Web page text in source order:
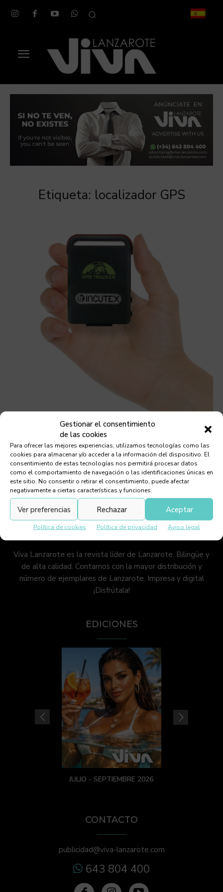
Gestionar el consentimiento
de las cookies
Para ofrecer las mejores experiencias, utilizamos tecnologías como las
cookies para almacenar y/o acceder a la información del dispositivo. El
consentimiento de estas tecnologías nos permitirá procesar datos
como el comportamiento de navegación o las identificaciones únicas en
este sitio. No consentir o retirar el consentimiento, puede afectar
negativamente a ciertas características y funciones.
Aceptar
Rechazar
Ver preferencias
Política de cookies Política de privacidad Aviso legal
Etiqueta: localizador GPS
Tecnología
Incutex, localizador GPS
Viva Lanzarote es la revista líder de Lanzarote. Bilingüe y
de alta calidad. Contamos con la mayor distribución y
número de ejemplares de Lanzarote. Impresa y digital
¡Disfrútala!
EDICIONES
JULIO - SEPTIEMBRE 2026
CONTACTO
publicidad@viva-lanzarote.com
643 804 400